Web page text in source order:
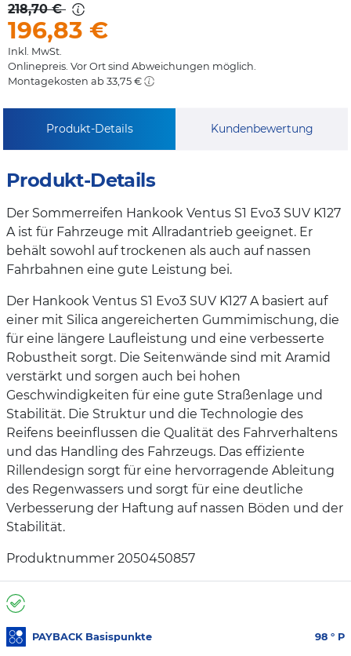
218,70 €
196,83 €
Inkl. MwSt.
Onlinepreis. Vor Ort sind Abweichungen möglich.
Montagekosten ab 33,75 €
Produkt-Details Kundenbewertung
Produkt-Details
Der Sommerreifen Hankook Ventus S1 Evo3 SUV K127
A ist für Fahrzeuge mit Allradantrieb geeignet. Er
behält sowohl auf trockenen als auch auf nassen
Fahrbahnen eine gute Leistung bei.
Der Hankook Ventus S1 Evo3 SUV K127 A basiert auf
einer mit Silica angereicherten Gummimischung, die
für eine längere Laufleistung und eine verbesserte
Robustheit sorgt. Die Seitenwände sind mit Aramid
verstärkt und sorgen auch bei hohen
Geschwindigkeiten für eine gute Straßenlage und
Stabilität. Die Struktur und die Technologie des
Reifens beeinflussen die Qualität des Fahrverhaltens
und das Handling des Fahrzeugs. Das effiziente
Rillendesign sorgt für eine hervorragende Ableitung
des Regenwassers und sorgt für eine deutliche
Verbesserung der Haftung auf nassen Böden und der
Stabilität.
Produktnummer 2050450857
PAYBACK Basispunkte 98 ° P